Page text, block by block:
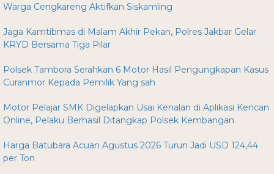
Warga Cengkareng Aktifkan Siskamling
Jaga Kamtibmas di Malam Akhir Pekan, Polres Jakbar Gelar
KRYD Bersama Tiga Pilar
Polsek Tambora Serahkan 6 Motor Hasil Pengungkapan Kasus
Curanmor Kepada Pemilik Yang sah
Motor Pelajar SMK Digelapkan Usai Kenalan di Aplikasi Kencan
Online, Pelaku Berhasil Ditangkap Polsek Kembangan
Harga Batubara Acuan Agustus 2026 Turun Jadi USD 124,44
per Ton